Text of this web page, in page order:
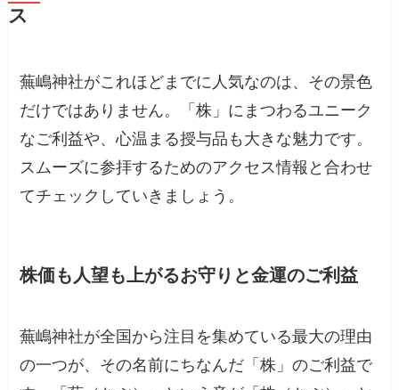
ス
蕪嶋神社がこれほどまでに人気なのは、その景色
だけではありません。「株」にまつわるユニーク
なご利益や、心温まる授与品も大きな魅力です。
スムーズに参拝するためのアクセス情報と合わせ
てチェックしていきましょう。
株価も人望も上がるお守りと金運のご利益
蕪嶋神社が全国から注目を集めている最大の理由
の一つが、その名前にちなんだ「株」のご利益で